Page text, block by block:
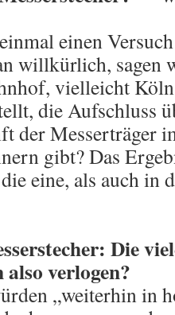
einen
willkürlich, sagen
vielleicht
die Aufschluss
der Messerträger
gibt? Das
eine, als auch in
Die
verlogen?
„weiterhin in